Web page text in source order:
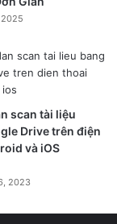
2025
scan tài liệu
Drive trên điện
và iOS
2023